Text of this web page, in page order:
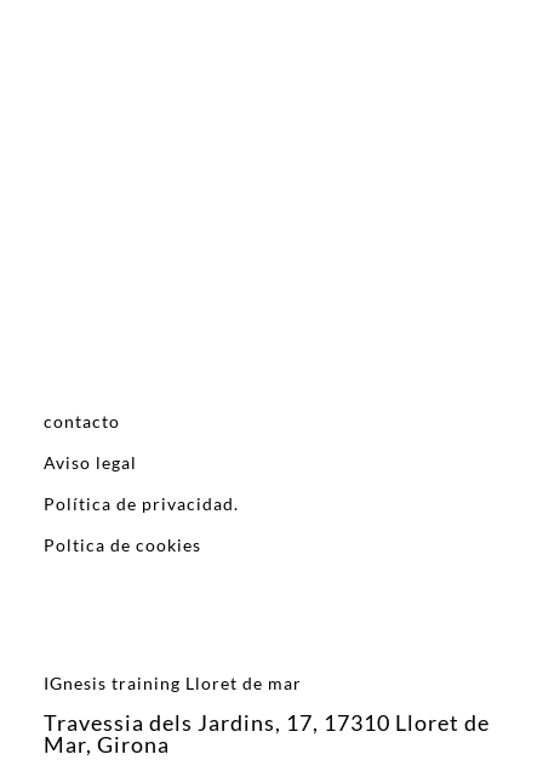
contacto
Aviso legal
Política de privacidad.
Poltica de cookies
IGnesis training Lloret de mar
Travessia dels Jardins, 17, 17310 Lloret de
Mar, Girona